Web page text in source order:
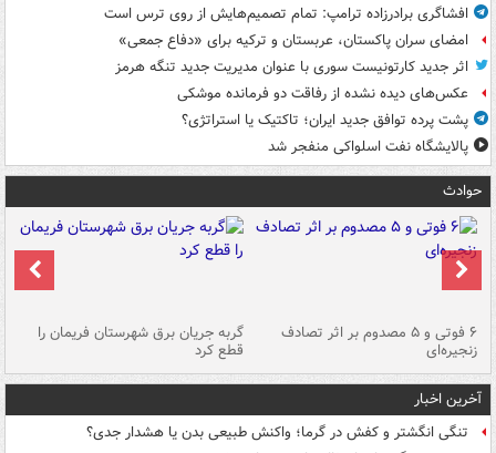
افشاگری برادرزاده ترامپ: تمام تصمیم‌هایش از روی ترس است
امضای سران پاکستان، عربستان و ترکیه برای «دفاع جمعی»
اثر جدید کارتونیست سوری با عنوان مدیریت جدید تنگه هرمز
عکس‌های دیده نشده از رفاقت دو فرمانده‌ موشکی
پشت پرده توافق جدید ایران؛ تاکتیک یا استراتژی؟
پالایشگاه نفت اسلواکی منفجر شد
حوادث
۶ فوتی و ۵ مصدوم بر اثر تصادف
زنجیره‌ای
گربه جریان برق شهرستان فریمان را
قطع کرد
آخرین اخبار
تنگی انگشتر و کفش در گرما؛ واکنش طبیعی بدن یا هشدار جدی؟